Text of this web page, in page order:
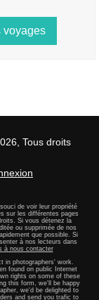
voyages
Tous droits
de voir leur propriété
sur les différentes pages
Si vous détenez la
ou supprimée de nos
que possible. Si
à nos lecteurs dans
à nous contacter
in photographers' work.
found on public Internet
rights on some of these
this form, we'll be happy
we'd be delighted to
and send you trafic to